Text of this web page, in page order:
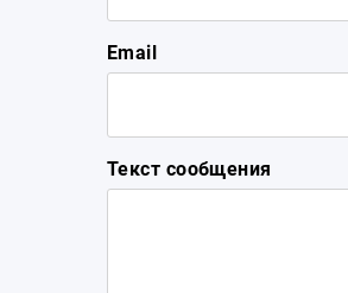
Email
Текст сообщения